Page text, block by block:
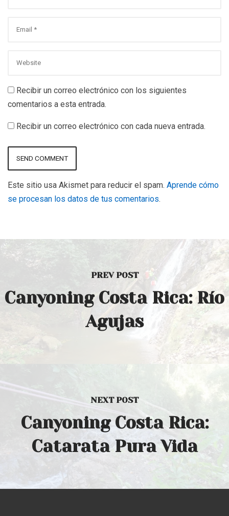
Recibir un correo electrónico con los siguientes
comentarios a esta entrada.
Recibir un correo electrónico con cada nueva entrada.
Este sitio usa Akismet para reducir el spam. Aprende cómo
se procesan los datos de tus comentarios.
PREV POST
Canyoning Costa Rica: Río
Agujas
NEXT POST
Canyoning Costa Rica:
Catarata Pura Vida